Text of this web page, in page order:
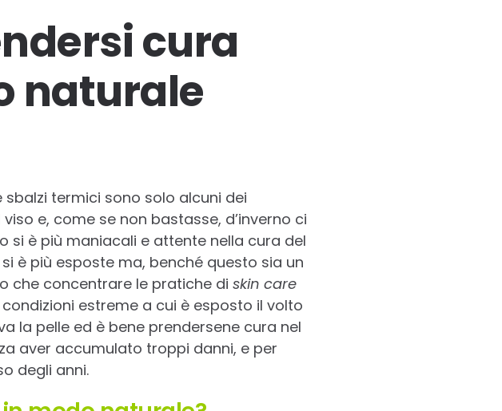
cura
naturale
termici sono solo alcuni dei
e, come se non bastasse, d’inverno ci
si è più maniacali e attente nella cura del
è più esposte ma, benché questo sia un
che concentrare le pratiche di skin care
estreme a cui è esposto il volto
la pelle ed è bene prendersene cura nel
aver accumulato troppi danni, e per
degli anni.